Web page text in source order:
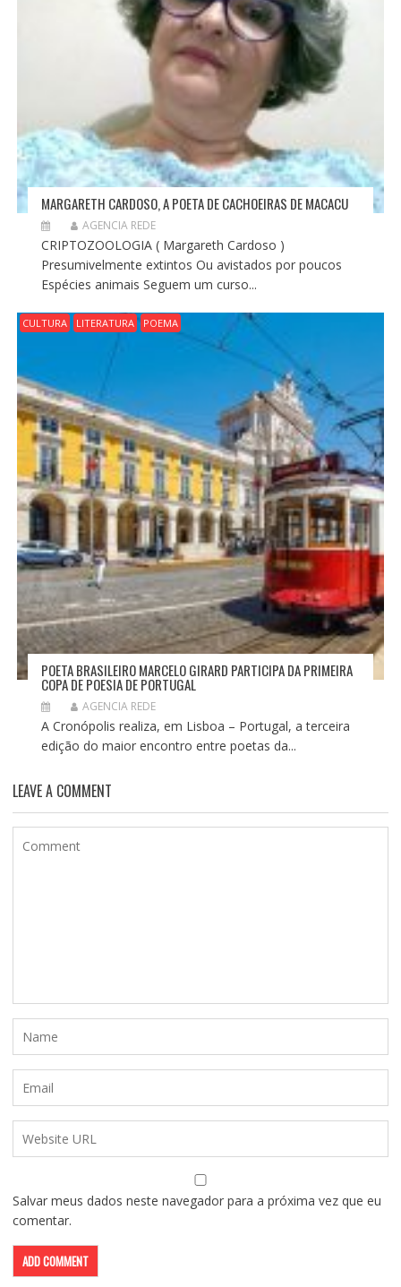
MARGARETH CARDOSO, A POETA DE CACHOEIRAS DE MACACU
AGENCIA REDE
CRIPTOZOOLOGIA ( Margareth Cardoso )
Presumivelmente extintos Ou avistados por poucos
Espécies animais Seguem um curso...
CULTURA LITERATURA POEMA
POETA BRASILEIRO MARCELO GIRARD PARTICIPA DA PRIMEIRA
COPA DE POESIA DE PORTUGAL
AGENCIA REDE
A Cronópolis realiza, em Lisboa – Portugal, a terceira
edição do maior encontro entre poetas da...
LEAVE A COMMENT
Salvar meus dados neste navegador para a próxima vez que eu
comentar.